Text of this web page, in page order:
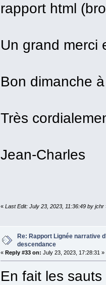
rapport html
Un grand merci
Bon dimanche
Très
Jean-Charles
«Last Edit: July 23, 2023, 11:36:49 by jchr
Re: Rapport Lignée narrative
descendance
« Reply #33 on: July 23, 2023, 17:28:31 »
En fait les